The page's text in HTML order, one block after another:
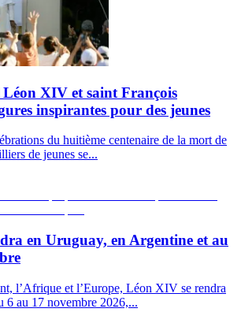
XIV et saint François
inspirantes pour des jeunes
du huitième centenaire de la mort de
de jeunes se...
en Uruguay, en Argentine et au
l’Afrique et l’Europe, Léon XIV se rendra
6 au 17 novembre 2026,...